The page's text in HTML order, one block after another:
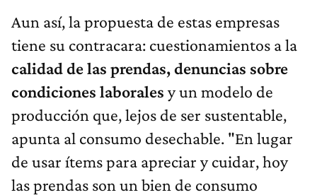
Aun así, la propuesta de estas empresas
tiene su contracara: cuestionamientos a la
calidad de las prendas, denuncias sobre
condiciones laborales y un modelo de
producción que, lejos de ser sustentable,
apunta al consumo desechable. "En lugar
de usar ítems para apreciar y cuidar, hoy
las prendas son un bien de consumo